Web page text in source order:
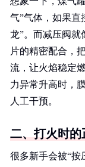
气”气体，如果直
龙”。而减压阀就
片的精密配合，
流，让火焰稳定
力异常升高时，
人工干预。
二、打火时的
很多新手会被“按